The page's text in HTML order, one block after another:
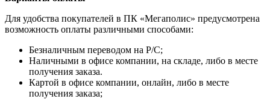
Для удобства покупателей в ПК «Мегаполис» предусмотрена
возможность оплаты различными способами:
Безналичным переводом на Р/С;
Наличными в офисе компании, на складе, либо в месте
получения заказа.
Картой в офисе компании, онлайн, либо в месте
получения заказа;